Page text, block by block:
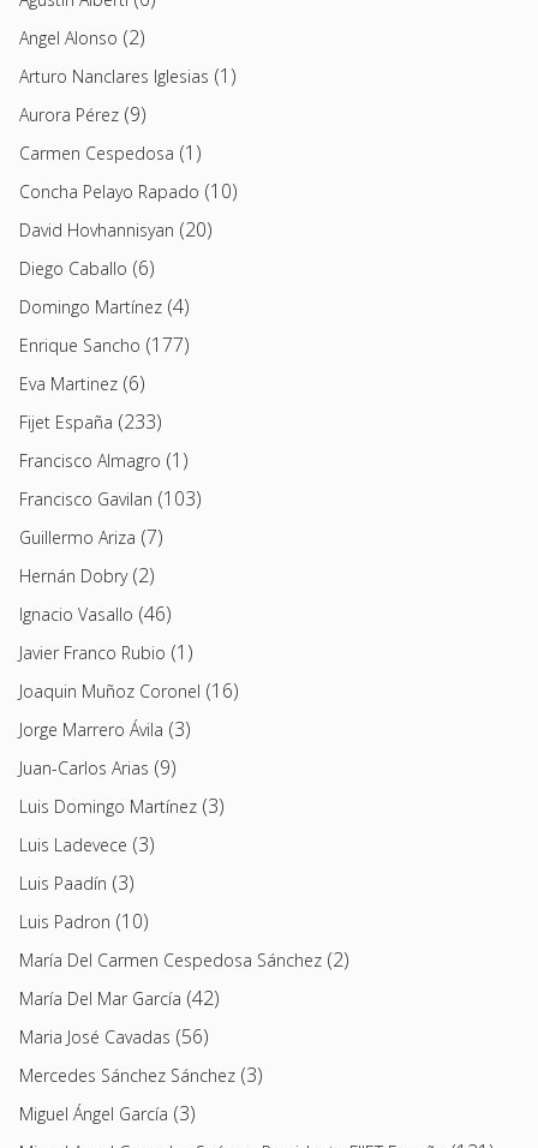
Angel Alonso (2)
Arturo Nanclares Iglesias (1)
Aurora Pérez (9)
Carmen Cespedosa (1)
Concha Pelayo Rapado (10)
David Hovhannisyan (20)
Diego Caballo (6)
Domingo Martínez (4)
Enrique Sancho (177)
Eva Martinez (6)
Fijet España (233)
Francisco Almagro (1)
Francisco Gavilan (103)
Guillermo Ariza (7)
Hernán Dobry(2)
Ignacio Vasallo (46)
Javier Franco Rubio (1)
Joaquin Muñoz Coronel (16)
Jorge Marrero Ávila (3)
Juan-Carlos Arias (9)
Luis Domingo Martínez (3)
Luis Ladevece (3)
Luis Paadín (3)
Luis Padron (10)
María Del Carmen Cespedosa Sánchez (2)
María Del Mar García (42)
Maria José Cavadas (56)
Mercedes Sánchez Sánchez (3)
Miguel Ángel García (3)